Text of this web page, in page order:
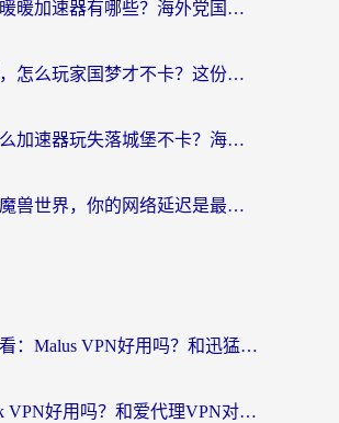
国外奇迹暖暖加速器有哪些？海外党国服游戏畅玩终极指南（附亲测推荐）
在意大利，怎么玩家国梦才不卡？这份终极加速指南请收好
美国用什么加速器玩失落城堡不卡？海外党亲测有效的国服游戏加速指南
在外国玩魔兽世界，你的网络延迟是最大的敌人
海外党必看：Malus VPN好用吗？和迅猛兔VPN对比哪个回国效果更好？附真实体验与避坑指南
Quickback VPN好用吗？和爱代理VPN对比哪个回国效果更好？